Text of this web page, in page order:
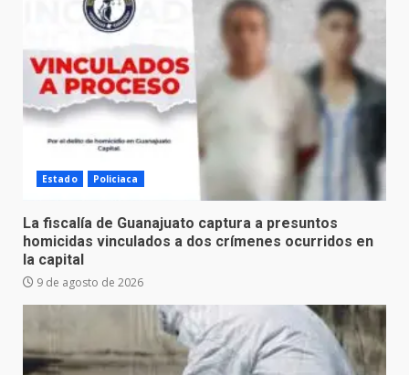
Estado Policiaca
La fiscalía de Guanajuato captura a presuntos
homicidas vinculados a dos crímenes ocurridos en
la capital
9 de agosto de 2026